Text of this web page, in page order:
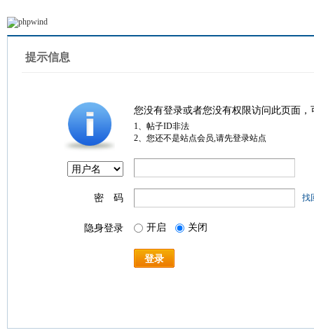
提示信息
您没有登录或者您没有权限访问此页面
1、帖子ID非法
2、您还不是站点会员,请先登录站点
密 码 找
隐身登录 开启 关闭
登录